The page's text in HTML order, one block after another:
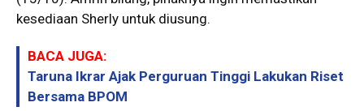
kesediaan Sherly untuk diusung.
BACA JUGA:
Taruna Ikrar Ajak Perguruan Tinggi Lakukan Riset
Bersama BPOM